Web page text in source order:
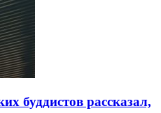
буддистов рассказал,